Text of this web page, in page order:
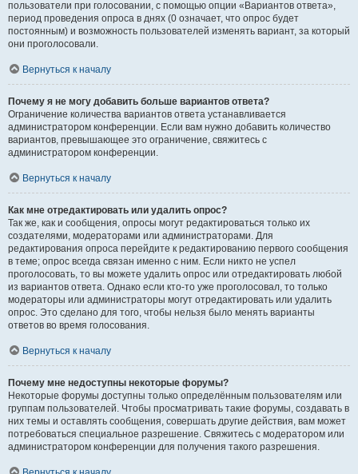
пользователи при голосовании, с помощью опции «Вариантов ответа»,
период проведения опроса в днях (0 означает, что опрос будет
постоянным) и возможность пользователей изменять вариант, за который
они проголосовали.
Вернуться к началу
Почему я не могу добавить больше вариантов ответа?
Ограничение количества вариантов ответа устанавливается
администратором конференции. Если вам нужно добавить количество
вариантов, превышающее это ограничение, свяжитесь с
администратором конференции.
Вернуться к началу
Как мне отредактировать или удалить опрос?
Так же, как и сообщения, опросы могут редактироваться только их
создателями, модераторами или администраторами. Для
редактирования опроса перейдите к редактированию первого сообщения
в теме; опрос всегда связан именно с ним. Если никто не успел
проголосовать, то вы можете удалить опрос или отредактировать любой
из вариантов ответа. Однако если кто-то уже проголосовал, то только
модераторы или администраторы могут отредактировать или удалить
опрос. Это сделано для того, чтобы нельзя было менять варианты
ответов во время голосования.
Вернуться к началу
Почему мне недоступны некоторые форумы?
Некоторые форумы доступны только определённым пользователям или
группам пользователей. Чтобы просматривать такие форумы, создавать в
них темы и оставлять сообщения, совершать другие действия, вам может
потребоваться специальное разрешение. Свяжитесь с модератором или
администратором конференции для получения такого разрешения.